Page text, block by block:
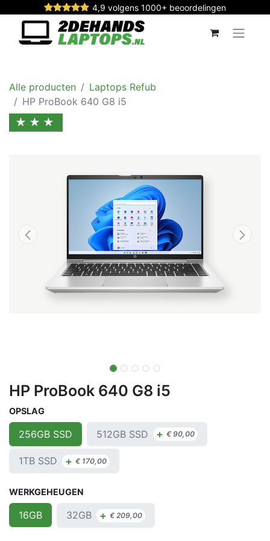
4,9 volgens 1000+ beoordelingen
Alle producten
Laptops Refub
HP ProBook 640 G8 i5
★★★
HP ProBook 640 G8 i5
OPSLAG
256GB SSD 512GB SSD + €90,00
1TB SSD + € 170,00
WERKGEHEUGEN
16GB 32GB + €209,00